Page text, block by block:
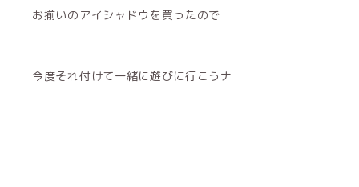
お揃いのアイシャドウを買ったので
今度それ付けて一緒に遊びに行こうナ